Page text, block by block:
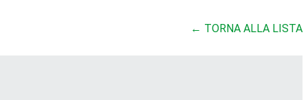
← TORNA ALLA LISTA